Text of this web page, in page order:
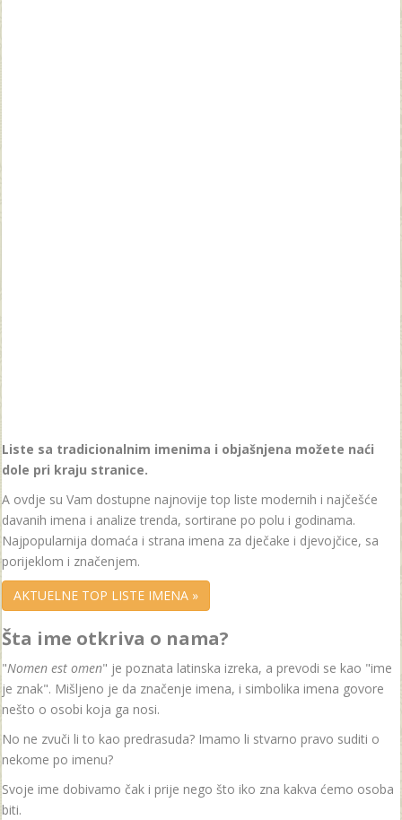
Liste sa tradicionalnim imenima i objašnjena možete naći
dole pri kraju stranice.
A ovdje su Vam dostupne najnovije top liste modernih i najčešće
davanih imena i analize trenda, sortirane po polu i godinama.
Najpopularnija domaća i strana imena za dječake i djevojčice, sa
porijeklom i značenjem.
AKTUELNE TOP LISTE IMENA »
Šta ime otkriva o nama?
"Nomen est omen" je poznata latinska izreka, a prevodi se kao "ime
je znak". Mišljeno je da značenje imena, i simbolika imena govore
nešto o osobi koja ga nosi.
No ne zvuči li to kao predrasuda? Imamo li stvarno pravo suditi o
nekome po imenu?
Svoje ime dobivamo čak i prije nego što iko zna kakva ćemo osoba
biti.